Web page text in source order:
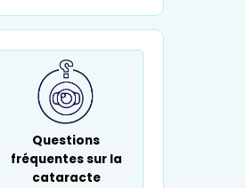
Questions
fréquentes sur la
cataracte